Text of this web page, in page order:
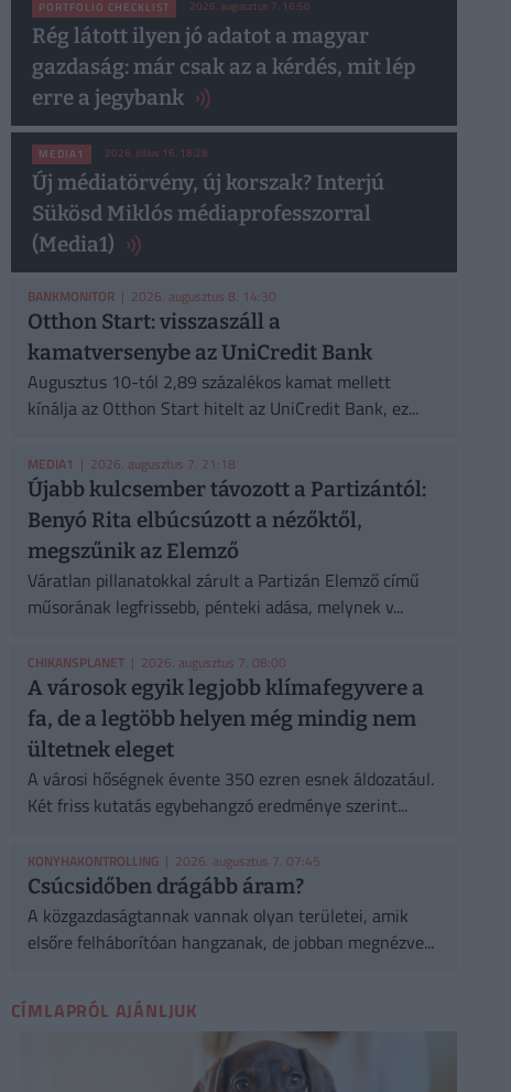
PORTFOLIO CHECKLIST 2026. augusztus 7. 16:50
Rég látott ilyen jó adatot a magyar
gazdaság: már csak az a kérdés, mit lép
erre a jegybank
MEDIA1 2026. július 16. 18:28
Új médiatörvény, új korszak? Interjú
Sükösd Miklós médiaprofesszorral
(Media1)
BANKMONITOR| 2026. augusztus 8. 14:30
Otthon Start: visszaszáll a
kamatversenybe az UniCredit Bank
Augusztus 10-tól 2,89 százalékos kamat mellett
kínálja az Otthon Start hitelt az UniCredit Bank, ez...
MEDIA1 | 2026. augusztus 7. 21:18
Újabb kulcsember távozott a Partizántól:
Benyó Rita elbúcsúzott a nézőktől,
megszűnik az Elemző
Váratlan pillanatokkal zárult a Partizán Elemző című
műsorának legfrissebb, pénteki adása, melynek v...
CHIKANSPLANET| 2026. augusztus 7. 08:00
A városok egyik legjobb klímafegyvere a
fa, de a legtöbb helyen még mindig nem
ültetnek eleget
A városi hőségnek évente 350 ezren esnek áldozatául.
Két friss kutatás egybehangzó eredménye szerint...
KONYHAKONTROLLING| 2026. augusztus 7. 07:45
Csúcsidőben drágább áram?
A közgazdaságtannak vannak olyan területei, amik
elsőre felháborítóan hangzanak, de jobban megnézve...
CÍMLAPRÓL AJÁNLJUK